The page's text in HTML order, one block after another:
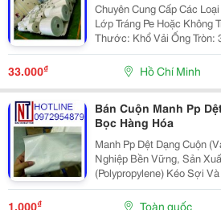
Chuyên Cung Cấp Các
Lớp Tráng Pe Hoặc Không
Thước: Khổ Vải Ống Tròn:
Manh Hoặc Vải Ống Tròn)
&Ndash; 150 G/M2 Độ
G/M2...
33.000₫ Hồ Chí Minh
Bán Cuộn Manh Pp
Bọc Hàng Hóa
Manh Pp Dệt Dạng Cuộn
Nghiệp Bền Vững, Sản
(Polypropylene) Kéo Sợi
Sau Đó Quấn Cuộn. Sản
Học Cao, Chịu Lực Tốt,
1.000₫ Toàn quốc